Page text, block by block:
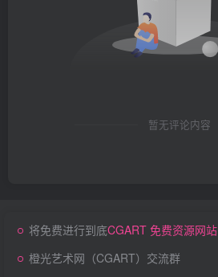
暂无评论内容
将免费进行到底CGART 免费资源网站
橙光艺术网（CGART）交流群